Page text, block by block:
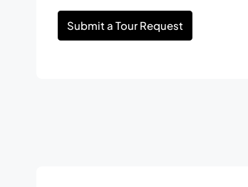
Submit a Tour Request